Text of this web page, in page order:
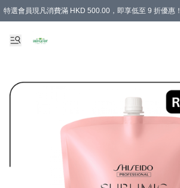
特選會員現凡消費滿 HKD 500.00，即享低至 9 折優惠！